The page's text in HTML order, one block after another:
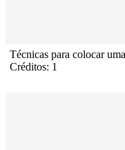
Técnicas para colocar
Créditos: 1